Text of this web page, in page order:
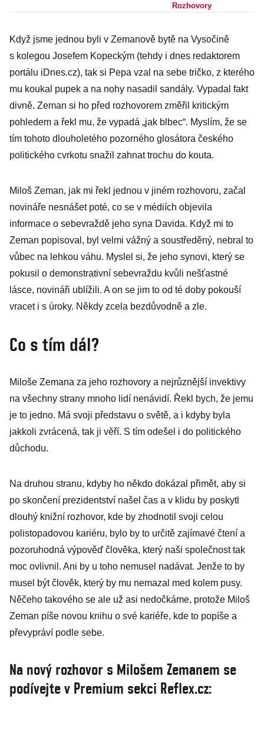
sebevraždu
novináře za
lumpy, dcera
Kateřina je v
Barceloně
Rozhovory
Když jsme jednou byli v Zemanově bytě na Vysočině
s kolegou Josefem Kopeckým (tehdy i dnes redaktorem
portálu iDnes.cz), tak si Pepa vzal na sebe tričko, z kterého
mu koukal pupek a na nohy nasadil sandály. Vypadal fakt
divně. Zeman si ho před rozhovorem změřil kritickým
pohledem a řekl mu, že vypadá „jak blbec“. Myslím, že se
tím tohoto dlouholetého pozorného glosátora českého
politického cvrkotu snažil zahnat trochu do kouta.
Miloš Zeman, jak mi řekl jednou v jiném rozhovoru, začal
novináře nesnášet poté, co se v médiích objevila
informace o sebevraždě jeho syna Davida. Když mi to
Zeman popisoval, byl velmi vážný a soustředěný, nebral to
vůbec na lehkou váhu. Myslel si, že jeho synovi, který se
pokusil o demonstrativní sebevraždu kvůli nešťastné
lásce, novináři ublížili. A on se jim to od té doby pokouší
vracet i s úroky. Někdy zcela bezdůvodně a zle.
Co s tím dál?
Miloše Zemana za jeho rozhovory a nejrůznější invektivy
na všechny strany mnoho lidí nenávidí. Řekl bych, že jemu
je to jedno. Má svoji představu o světě, a i kdyby byla
jakkoli zvrácená, tak ji věří. S tím odešel i do politického
důchodu.
Na druhou stranu, kdyby ho někdo dokázal přimět, aby si
po skončení prezidentství našel čas a v klidu by poskytl
dlouhý knižní rozhovor, kde by zhodnotil svoji celou
polistopadovou kariéru, bylo by to určitě zajímavé čtení a
pozoruhodná výpověď člověka, který naši společnost tak
moc ovlivnil. Ani by u toho nemusel nadávat. Jenže to by
musel být člověk, který by mu nemazal med kolem pusy.
Něčeho takového se ale už asi nedočkáme, protože Miloš
Zeman píše novou knihu o své kariéře, kde to popíše a
převypráví podle sebe.
Na nový rozhovor s Milošem Zemanem se
podívejte v Premium sekci Reflex.cz: